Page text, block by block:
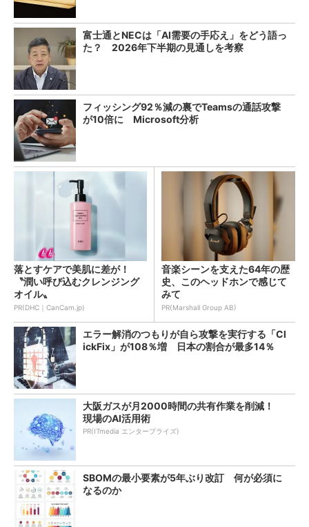
富士通とNECは「AI需要の手応え」をどう語っ
た？ 2026年下半期の見通しを考察
フィッシング92％減の裏でTeamsの通話攻撃
が10倍に Microsoft分析
落とすケアで美肌に差が！
〝潤い呼び込むクレンジング
オイル〟
PR(DHC｜CanCam.jp)
音楽シーンを支えた64年の歴
史、このヘッドホンで感じて
みて
PR(Marshall Group AB)
エラー解消のつもりが自ら攻撃を実行する「Cl
ickFix」が108％増 日本の割合が最多14％
大阪ガスが月2000時間の共有作業を削減！
現場のAI活用術
PR(ITmedia エンタープライズ)
SBOMの最小要素が5年ぶり改訂 何が必須に
なるのか